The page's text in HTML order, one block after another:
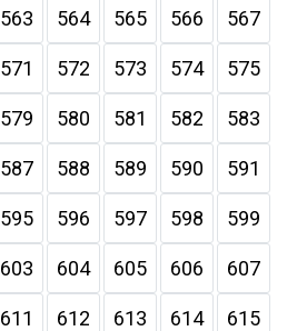
563 564 565 566 567
571 572 573 574 575
579 580 581 582 583
587 588 589 590 591
595 596 597 598 599
603 604 605 606 607
611 612 613 614 615